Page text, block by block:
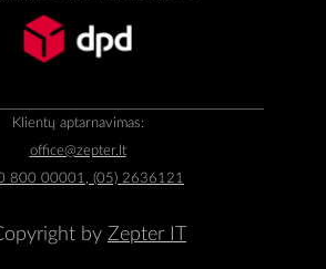
Klientų aptarnavimas:
office@zepter.lt
800 00001, (05) 2636121
by Zepter IT